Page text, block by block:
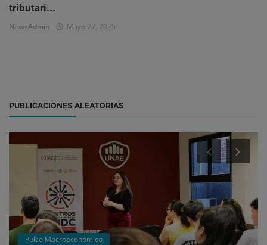
tributari...
NewsAdmin Mayo 27, 2025
PUBLICACIONES ALEATORIAS
Pulso Macroeconómico